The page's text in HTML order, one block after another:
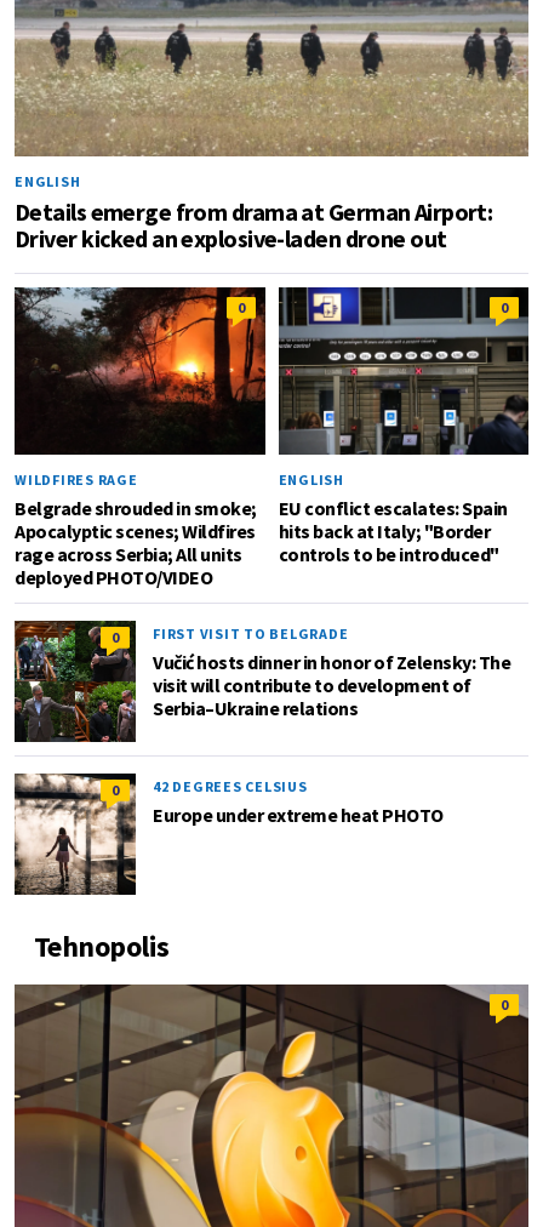
ENGLISH
Details emerge from drama at German Airport:
Driver kicked an explosive-laden drone out
0
WILDFIRES RAGE
Belgrade shrouded in smoke;
Apocalyptic scenes; Wildfires
rage across Serbia; All units
deployed PHOTO/VIDEO
0
ENGLISH
EU conflict escalates: Spain
hits back at Italy; "Border
controls to be introduced"
0 FIRST VISIT TO BELGRADE
Vučić hosts dinner in honor of Zelensky: The
visit will contribute to development of
Serbia–Ukraine relations
0 42 DEGREES CELSIUS
Europe under extreme heat PHOTO
Tehnopolis
0